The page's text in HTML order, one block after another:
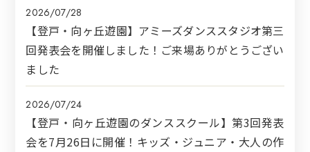
2026/07/28
【登戸・向ヶ丘遊園】アミーズダンススタジオ第三
回発表会を開催しました！ご来場ありがとうござい
ました
2026/07/24
【登戸・向ヶ丘遊園のダンススクール】第3回発表
会を7月26日に開催！キッズ・ジュニア・大人の作